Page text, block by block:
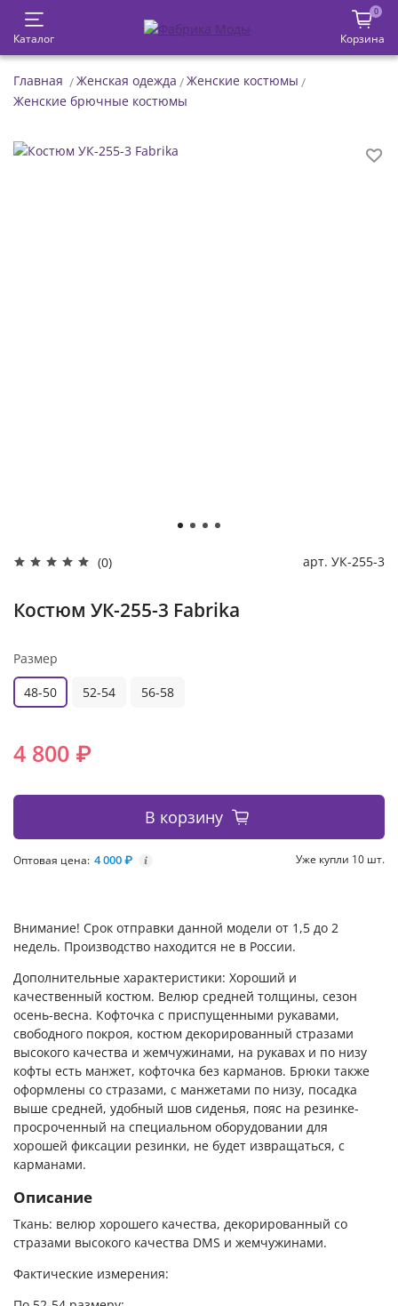
Каталог
0
Корзина
Главная Женская одежда
Женские костюмы
Женские брючные костюмы
(0) арт. УК-255-3
Костюм УК-255-3 Fabrika
Размер
48-50
52-54 56-58
4 800 ₽
В корзину
Оптовая цена: 4 000 ₽ i Уже купли 10 шт.
Внимание! Срок отправки данной модели от 1,5 до 2
недель. Производство находится не в России.
Дополнительные характеристики: Хороший и
качественный костюм. Велюр средней толщины, сезон
осень-весна. Кофточка с приспущенными рукавами,
свободного покроя, костюм декорированный стразами
высокого качества и жемчужинами, на рукавах и по низу
кофты есть манжет, кофточка без карманов. Брюки также
оформлены со стразами, с манжетами по низу, посадка
выше средней, удобный шов сиденья, пояс на резинке-
просроченный на специальном оборудовании для
хорошей фиксации резинки, не будет извращаться, с
карманами.
Описание
Ткань: велюр хорошего качества, декорированный со
стразами высокого качества DMS и жемчужинами.
Фактические измерения: